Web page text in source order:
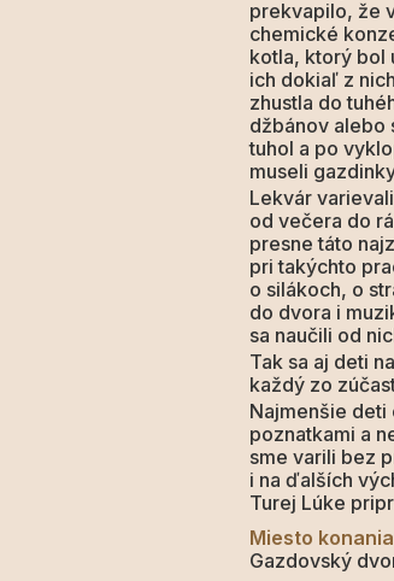
prekvapilo, že
chemické
kotla, ktorý bol
ich dokiaľ z
zhustla do
džbánov alebo
tuhol a po
museli
Lekvár
od večera do
presne táto
pri takýchto
o silákoch, o
do dvora i
sa naučili od
Tak sa aj deti
každý zo
Najmenšie
poznatkami a
sme varili bez
i na ďalších
Turej Lúke
Miesto konania
Gazdovský